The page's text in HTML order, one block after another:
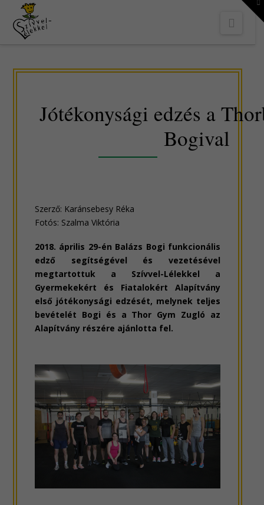
Jótékonysági edzés a
Bogival
Szerző: Karánsebesy Réka
Fotós: Szalma Viktória
2018. április 29-én Balázs Bogi funkcionális
edző segítségével és vezetésével
megtartottuk a Szívvel-Lélekkel a
Gyermekekért és Fiatalokért Alapítvány
első jótékonysági edzését, melynek teljes
bevételét Bogi és a Thor Gym Zugló az
Alapítvány részére ajánlotta fel.